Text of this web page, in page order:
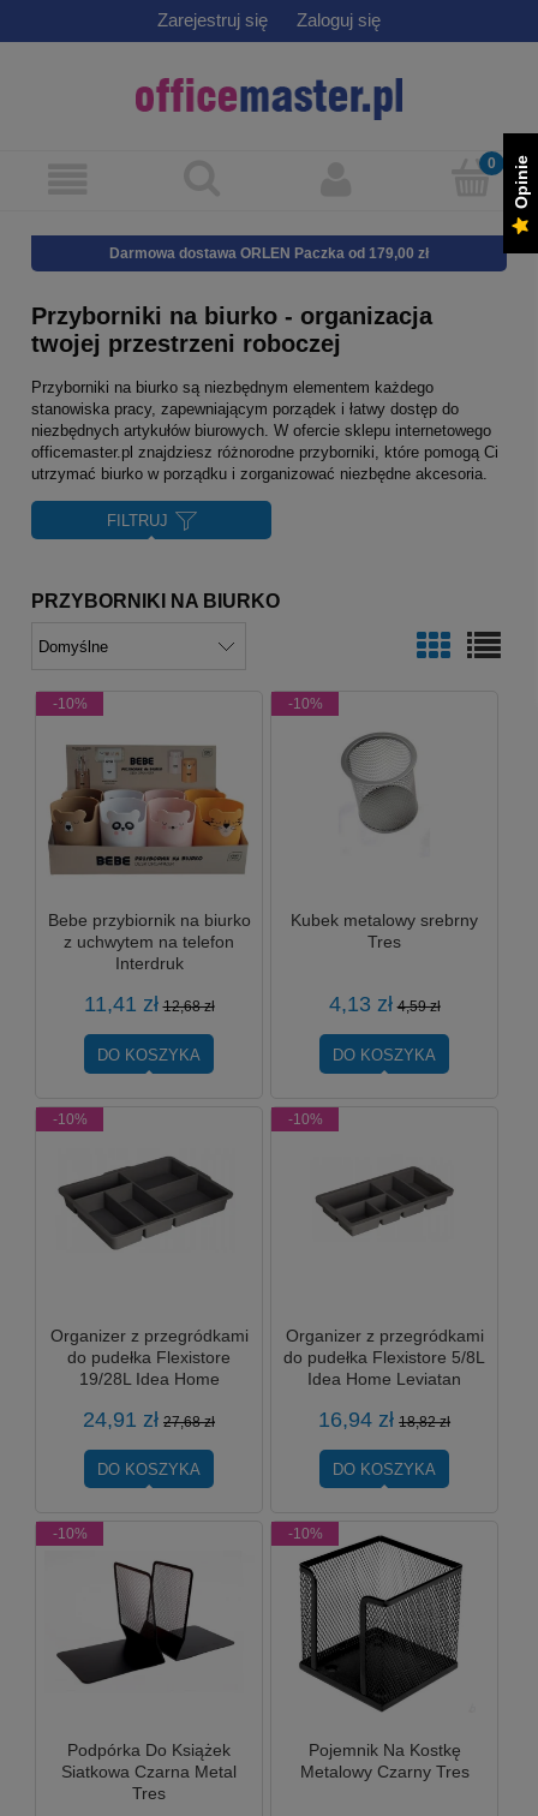
Zarejestruj się Zaloguj się
Darmowa dostawa ORLEN Paczka od 179,00 zł
Przyborniki na biurko - organizacja
twojej przestrzeni roboczej
Przyborniki na biurko są niezbędnym elementem każdego
stanowiska pracy, zapewniającym porządek i łatwy dostęp do
niezbędnych artykułów biurowych. W ofercie sklepu internetowego
officemaster.pl znajdziesz różnorodne przyborniki, które pomogą Ci
utrzymać biurko w porządku i zorganizować niezbędne akcesoria.
FILTRUJ
PRZYBORNIKI NA BIURKO
Bebe przybiornik na biurko
z uchwytem na telefon
Interdruk
11,41 zł 12,68 zł
DO KOSZYKA
-10%
Kubek metalowy srebrny
Tres
4,13 zł 4,59 zł
DO KOSZYKA
-10%
Organizer z przegródkami
do pudełka Flexistore
19/28L Idea Home
24,91 zł 27,68 zł
DO KOSZYKA
-10%
Organizer z przegródkami
do pudełka Flexistore 5/8L
Idea Home Leviatan
16,94 zł 18,82 zł
DO KOSZYKA
-10%
Podpórka Do Książek
Siatkowa Czarna Metal
Tres
-10%
Pojemnik Na Kostkę
Metalowy Czarny Tres
-10%
Opinie